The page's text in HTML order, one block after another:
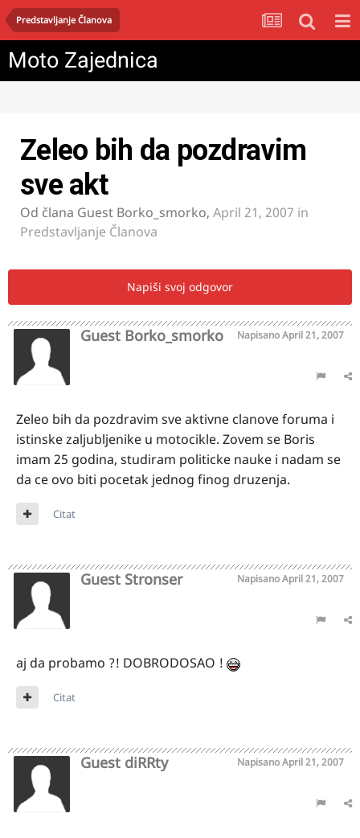
Predstavljanje Članova
Moto Zajednica
Zeleo bih da pozdravim
sve akt
Od člana Guest Borko_smorko, April 21, 2007 in
Predstavljanje Članova
Napiši svoj odgovor
Guest Borko_smorko NapisanoApril 21, 2007
Zeleo bih da pozdravim sve aktivne clanove foruma i
istinske zaljubljenike u motocikle. Zovem se Boris
imam 25 godina, studiram politicke nauke i nadam se
da ce ovo biti pocetak jednog finog druzenja.
Citat
Guest Stronser NapisanoApril 21, 2007
aj da probamo ?! DOBRODOSAO !
Citat
Guest diRRty NapisanoApril 21, 2007